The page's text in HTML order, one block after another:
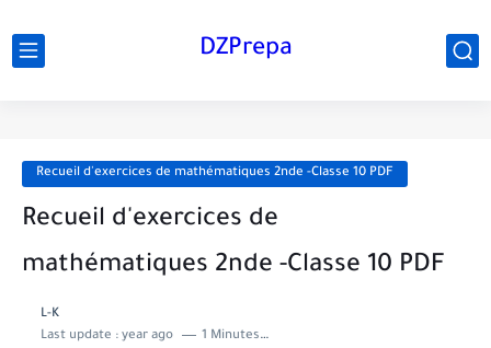
DZPrepa
Recueil d'exercices de mathématiques 2nde -Classe 10 PDF
Recueil d'exercices de
mathématiques 2nde -Classe 10 PDF
L-K
Last update : year ago 1 Minutes to read